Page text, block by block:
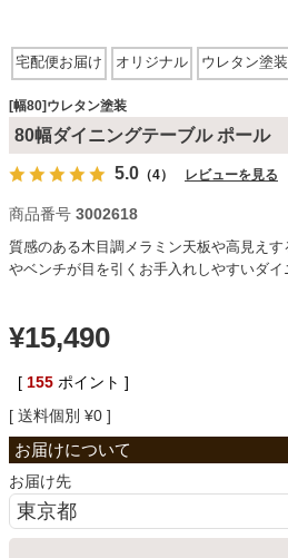
ダイニングテーブル・セット
椅子・チェア
食器棚・キッチン収納
収納家具
宅配便お届け オリジナル ウレタン塗装
[幅80]ウレタン塗装
80幅ダイニングテーブル ポール
5.0 （4） レビューを見る
商品番号 3002618
質感のある木目調メラミン天板や高見え
やベンチが目を引くお手入れしやすいダ
¥15,490
[ 155 ポイント ]
送料個別 ¥0
お届け先